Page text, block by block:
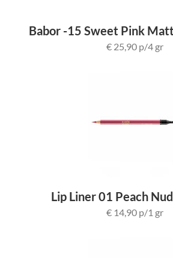
Babor -15 Sweet Pink
€ 25,90 p/4 gr
Lip Liner 01 Peach
€ 14,90 p/1 gr